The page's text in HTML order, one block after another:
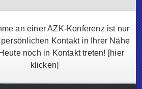
an einer AZK-Konferenz ist nur
Kontakt in Ihrer Nähe
noch in Kontakt treten! [hier
klicken]